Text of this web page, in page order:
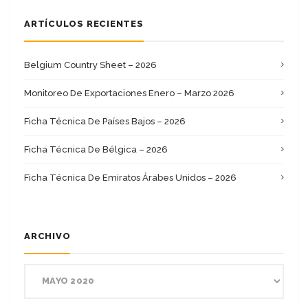
ARTÍCULOS RECIENTES
Belgium Country Sheet – 2026
Monitoreo De Exportaciones Enero – Marzo 2026
Ficha Técnica De Países Bajos – 2026
Ficha Técnica De Bélgica – 2026
Ficha Técnica De Emiratos Árabes Unidos – 2026
ARCHIVO